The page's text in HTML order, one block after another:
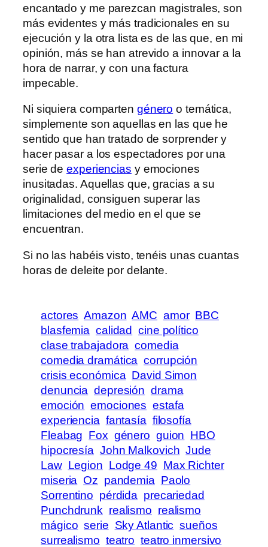
encantado y me parezcan magistrales, son
más evidentes y más tradicionales en su
ejecución y la otra lista es de las que, en mi
opinión, más se han atrevido a innovar a la
hora de narrar, y con una factura
impecable.
Ni siquiera comparten género o temática,
simplemente son aquellas en las que he
sentido que han tratado de sorprender y
hacer pasar a los espectadores por una
serie deexperiencias y emociones
inusitadas. Aquellas que, gracias a su
originalidad, consiguen superar las
limitaciones del medio en el que se
encuentran.
Si no las habéis visto, tenéis unas cuantas
horas de deleite por delante.
actores Amazon AMC amor BBC
blasfemia calidad cine político
clase trabajadora comedia
comedia dramática corrupción
crisis económica David Simon
denuncia depresión drama
emoción emociones estafa
experiencia fantasía filosofía
Fleabag Fox género guion HBO
hipocresía John Malkovich Jude
Law Legion Lodge 49 Max Richter
miseria Oz pandemia Paolo
Sorrentino pérdida precariedad
Punchdrunk realismo realismo
mágico serie Sky Atlantic sueños
surrealismo teatro teatro inmersivo